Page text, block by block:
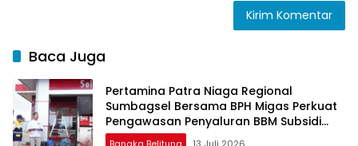
Baca Juga
Pertamina Patra Niaga Regional
Sumbagsel Bersama BPH Migas Perkuat
Pengawasan Penyaluran BBM Subsidi
bagi Nelayan melalui Aplikasi XSTAR
Bangka Belitung 13 Juli 2026